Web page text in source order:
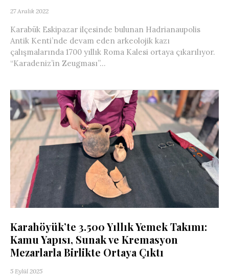
27 Aralık 2022
Karabük Eskipazar ilçesinde bulunan Hadrianaupolis
Antik Kenti’nde devam eden arkeolojik kazı
çalışmalarında 1700 yıllık Roma Kalesi ortaya çıkarılıyor.
“Karadeniz’in Zeugması”...
Karahöyük’te 3.500 Yıllık Yemek Takımı:
Kamu Yapısı, Sunak ve Kremasyon
Mezarlarla Birlikte Ortaya Çıktı
5 Eylül 2025